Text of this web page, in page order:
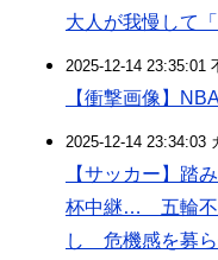
大人が我慢して
2025-12-14 23:35:01
【衝撃画像】
2025-12-14 23:34:03
【サッカー】踏
杯中継… 五輪不
し 危機感を募